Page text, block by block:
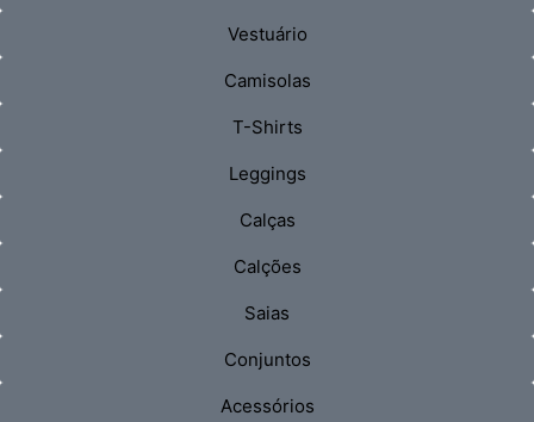
Vestuário
Camisolas
T-Shirts
Leggings
Calças
Calções
Saias
Conjuntos
Acessórios